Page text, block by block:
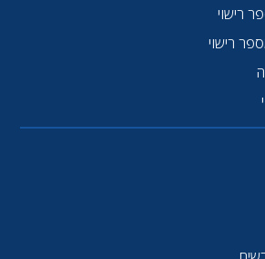
רישוי
רישוי